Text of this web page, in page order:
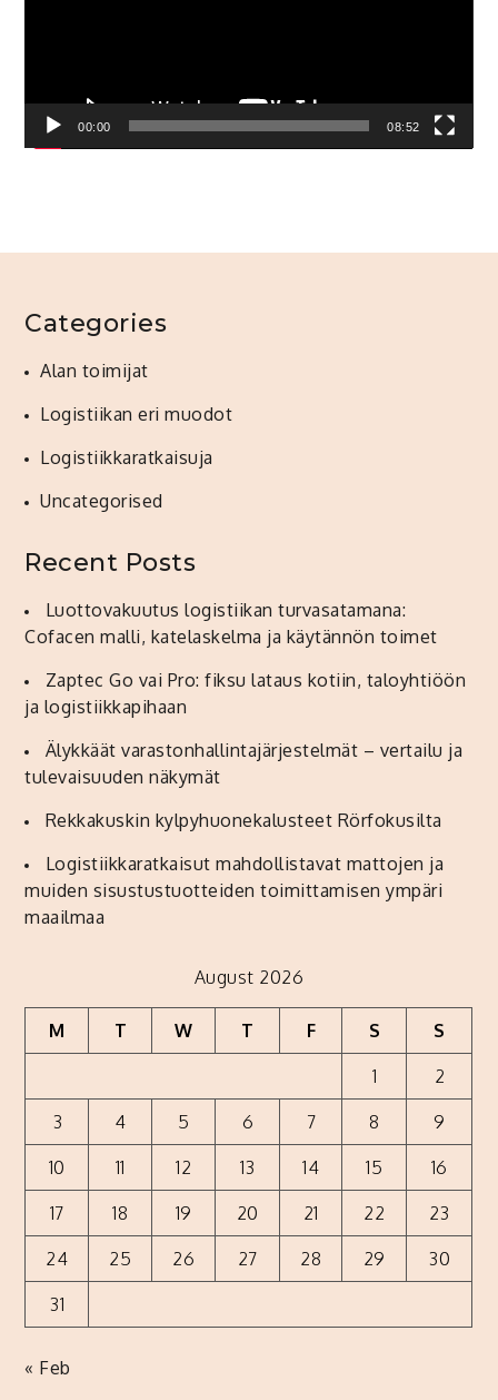
00:00 08:52
Categories
Alan toimijat
Logistiikan eri muodot
Logistiikkaratkaisuja
Uncategorised
Recent Posts
Luottovakuutus logistiikan turvasatamana:
Cofacen malli, katelaskelma ja käytännön toimet
Zaptec Go vai Pro: fiksu lataus kotiin, taloyhtiöön
ja logistiikkapihaan
Älykkäät varastonhallintajärjestelmät – vertailu ja
tulevaisuuden näkymät
Rekkakuskin kylpyhuonekalusteet Rörfokusilta
Logistiikkaratkaisut mahdollistavat mattojen ja
muiden sisustustuotteiden toimittamisen ympäri
maailmaa
August 2026
M T W T F S S
1 2
3 4 5 6 7 8 9
10 11 12 13 14 15 16
17 18 19 20 21 22 23
24 25 26 27 28 29 30
31
« Feb